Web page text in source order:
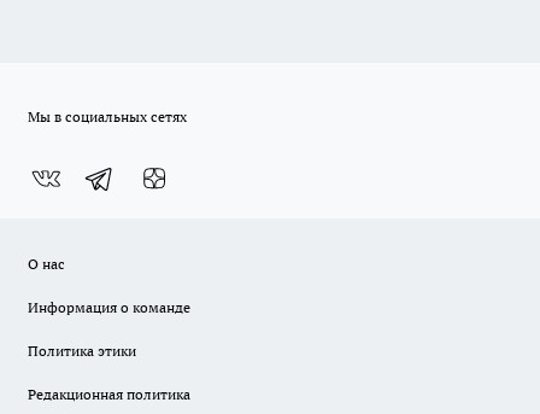
Мы в социальных сетях
О нас
Информация о команде
Политика этики
Редакционная политика